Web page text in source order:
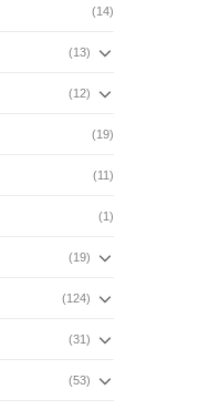
(14)
(13)
(12)
(19)
(11)
(1)
(19)
(124)
(31)
(53)